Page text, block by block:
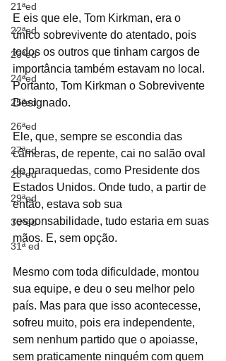
21ªed
22ªed
23ªed
24ªed
25ªed
26ªed
27ªed
28ªed
29ªed
30ªed
31ª ed
E eis que ele, Tom Kirkman, era o
único sobrevivente do atentado, pois
todos os outros que tinham cargos de
importância também estavam no local.
Portanto, Tom Kirkman o Sobrevivente
Designado.
Ele, que, sempre se escondia das
câmeras, de repente, cai no salão oval
de paraquedas, como Presidente dos
Estados Unidos. Onde tudo, a partir de
então, estava sob sua
responsabilidade, tudo estaria em suas
mãos. E, sem opção.
Mesmo com toda dificuldade, montou
sua equipe, e deu o seu melhor pelo
país. Mas para que isso acontecesse,
sofreu muito, pois era independente,
sem nenhum partido que o apoiasse,
sem praticamente ninguém com quem